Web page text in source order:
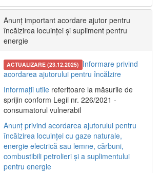
Anunț important acordare ajutor pentru
încălzirea locuinței și supliment pentru
energie
ACTUALIZARE (23.12.2025) Informare privind
acordarea ajutorului pentru încălzire
Informații utile referitoare la măsurile de
sprijin conform Legii nr. 226/2021 -
consumatorul vulnerabil
Anunț privind acordarea ajutorului pentru
încălzirea locuinței cu gaze naturale,
energie electrică sau lemne, cărbuni,
combustibili petrolieri și a suplimentului
pentru energie